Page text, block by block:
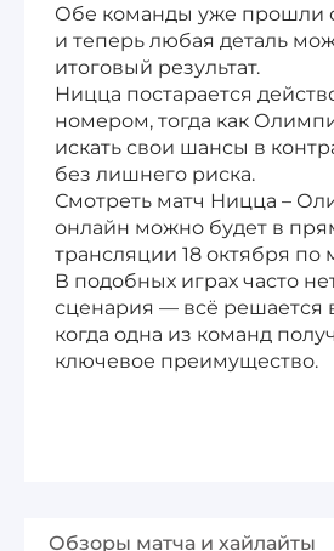
Обе команды уже прошли
и теперь любая деталь
итоговый результат.
Ницца постарается
номером, тогда как
искать свои шансы в
без лишнего риска.
Смотреть матч Ницца –
онлайн можно будет в
трансляции 18 октября по
В подобных играх часто
сценария — всё решается
когда одна из команд
ключевое преимущество.
Обзоры матча и хайлайты